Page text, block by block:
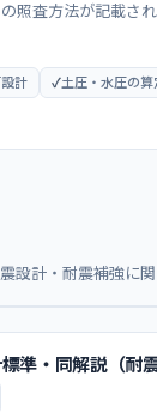
照査方法が記載さ
計 土圧・水圧の算
設計・耐震補強に
準・同解説（耐震